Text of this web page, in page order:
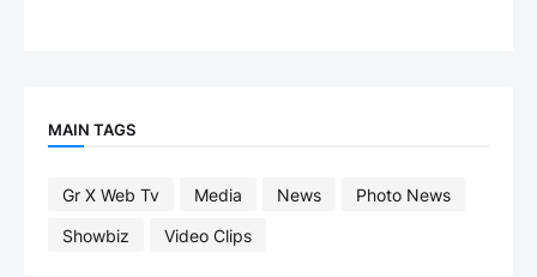
MAIN TAGS
Gr X Web Tv Media News
Photo News
Showbiz
Video Clips